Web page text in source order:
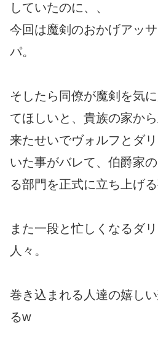
していたのに、、
今回は魔剣のおかげアッ
パ。
そしたら同僚が魔剣を気
てほしいと、貴族の家か
来たせいでヴォルフとダ
いた事がバレて、伯爵家
る部門を正式に立ち上げる
また一段と忙しくなるダ
人々。
巻き込まれる人達の嬉し
るw